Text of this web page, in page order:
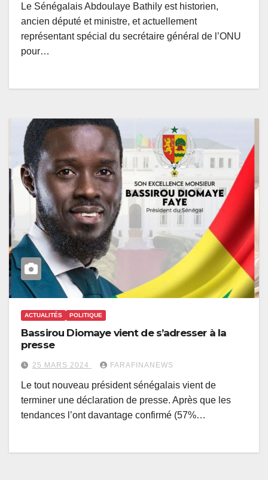
Le Sénégalais Abdoulaye Bathily est historien,
ancien député et ministre, et actuellement
représentant spécial du secrétaire général de l’ONU
pour…
ACTUALITÉS POLITIQUE
Bassirou Diomaye vient de s’adresser à la
presse
25 MARS 2024 FARAFINANEWS
Le tout nouveau président sénégalais vient de
terminer une déclaration de presse. Après que les
tendances l’ont davantage confirmé (57%…